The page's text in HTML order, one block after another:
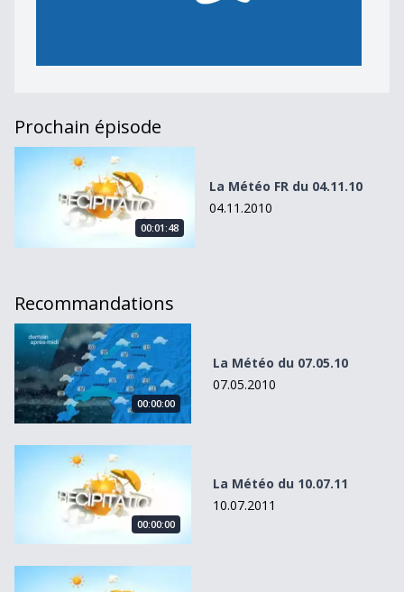
Prochain épisode
La Météo FR du 04.11.10
00:01:48
La Météo FR du 04.11.10
04.11.2010
Recommandations
La Météo du 07.05.10
00:00:00
La Météo du 07.05.10
07.05.2010
La Météo du 10.07.11
00:00:00
La Météo du 10.07.11
10.07.2011
La Météo FR du 02.04.11